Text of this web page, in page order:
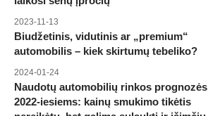
2023-11-13
Biudžetinis, vidutinis ar „premium“
automobilis – kiek skirtumų tebeliko?
2024-01-24
Naudotų automobilių rinkos prognozės
2022-iesiems: kainų smukimo tikėtis